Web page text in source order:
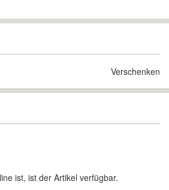
Verschenken
ist, ist der Artikel verfügbar.